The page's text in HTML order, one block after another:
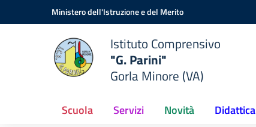
Vai ai contenuti
Vai al menu di navigazioneMinistero dell'Istruzione e del Merito
Istituto Comprensivo
"G. Parini"
Gorla Minore (VA)
Scuola Servizi Novità Didattica